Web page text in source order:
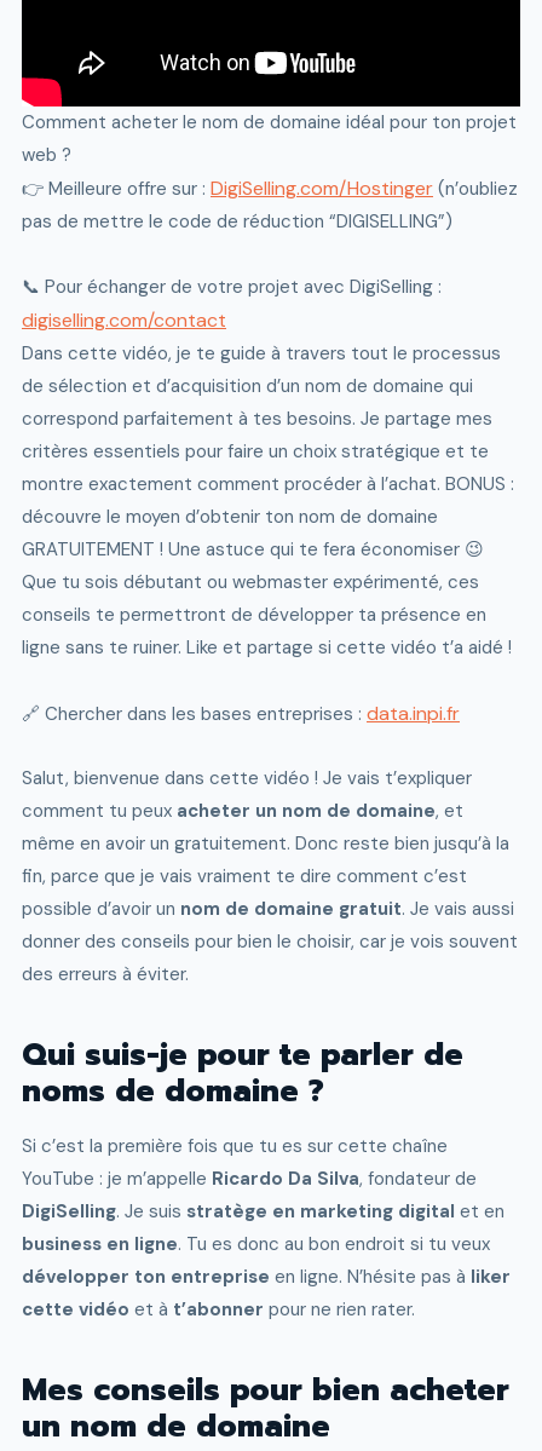
Comment acheter le nom de domaine idéal pour ton projet
web ?
👉 Meilleure offre sur : DigiSelling.com/Hostinger (n’oubliez
pas de mettre le code de réduction “DIGISELLING”)
📞 Pour échanger de votre projet avec DigiSelling :
digiselling.com/contact
Dans cette vidéo, je te guide à travers tout le processus
de sélection et d’acquisition d’un nom de domaine qui
correspond parfaitement à tes besoins. Je partage mes
critères essentiels pour faire un choix stratégique et te
montre exactement comment procéder à l’achat. BONUS :
découvre le moyen d’obtenir ton nom de domaine
GRATUITEMENT ! Une astuce qui te fera économiser 😉
Que tu sois débutant ou webmaster expérimenté, ces
conseils te permettront de développer ta présence en
ligne sans te ruiner. Like et partage si cette vidéo t’a aidé !
🔗 Chercher dans les bases entreprises : data.inpi.fr
Salut, bienvenue dans cette vidéo ! Je vais t’expliquer
comment tu peux acheter un nom de domaine, et
même en avoir un gratuitement. Donc reste bien jusqu’à la
fin, parce que je vais vraiment te dire comment c’est
possible d’avoir un nom de domaine gratuit. Je vais aussi
donner des conseils pour bien le choisir, car je vois souvent
des erreurs à éviter.
Qui suis-je pour te parler de
noms de domaine ?
Si c’est la première fois que tu es sur cette chaîne
YouTube : je m’appelle Ricardo Da Silva, fondateur de
DigiSelling. Je suis stratège en marketing digital et en
business en ligne. Tu es donc au bon endroit si tu veux
développer ton entreprise en ligne. N’hésite pas à liker
cette vidéo et à t’abonner pour ne rien rater.
Mes conseils pour bien acheter
un nom de domaine